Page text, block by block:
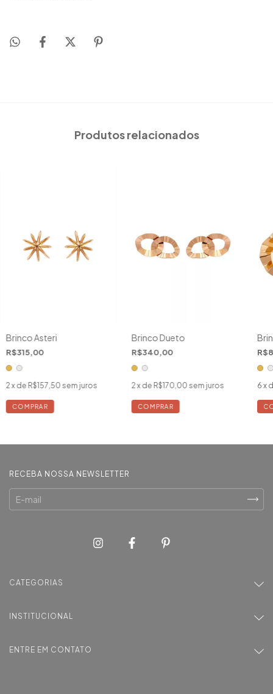
Produtos relacionados
Brinco Asteri
R$315,00
2x de R$157,50 sem juros
COMPRAR
Brinco Dueto
R$340,00
2x de R$170,00 sem juros
COMPRAR
6 x
RECEBA NOSSA NEWSLETTER
CATEGORIAS
INSTITUCIONAL
ENTRE EM CONTATO